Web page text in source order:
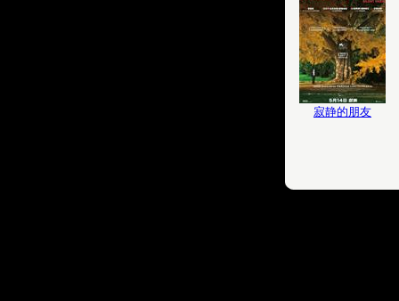
寂静的朋友